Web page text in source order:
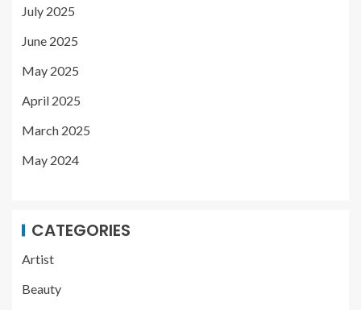
July 2025
June 2025
May 2025
April 2025
March 2025
May 2024
CATEGORIES
Artist
Beauty